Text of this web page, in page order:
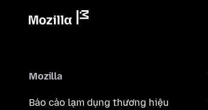
Mozilla
Báo cáo lạm dụng thương hiệu